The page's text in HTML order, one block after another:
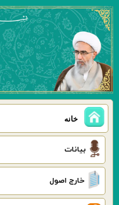
پرش
محتوا
خانه
بیانات
خارج اصول